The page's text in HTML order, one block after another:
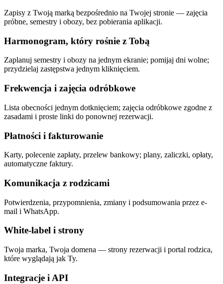
Zapisy z Twoją marką bezpośrednio na Twojej stronie — zajęcia
próbne, semestry i obozy, bez pobierania aplikacji.
Harmonogram, który rośnie z Tobą
Zaplanuj semestry i obozy na jednym ekranie; pomijaj dni wolne;
przydzielaj zastępstwa jednym kliknięciem.
Frekwencja i zajęcia odróbkowe
Lista obecności jednym dotknięciem; zajęcia odróbkowe zgodne z
zasadami i proste linki do ponownej rezerwacji.
Płatności i fakturowanie
Karty, polecenie zapłaty, przelew bankowy; plany, zaliczki, opłaty,
automatyczne faktury.
Komunikacja z rodzicami
Potwierdzenia, przypomnienia, zmiany i podsumowania przez e-
mail i WhatsApp.
White-label i strony
Twoja marka, Twoja domena — strony rezerwacji i portal rodzica,
które wyglądają jak Ty.
Integracje i API